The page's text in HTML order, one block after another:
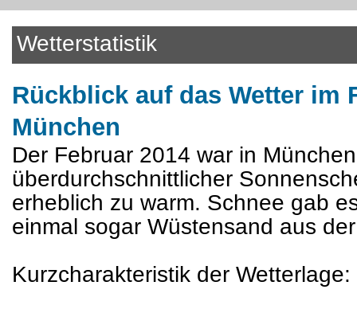
Wetterstatistik
Rückblick auf das Wetter im
München
Der Februar 2014 war in
überdurchschnittlicher
erheblich zu warm. Schnee gab
einmal sogar Wüstensand aus
Kurzcharakteristik der Wetterlage: